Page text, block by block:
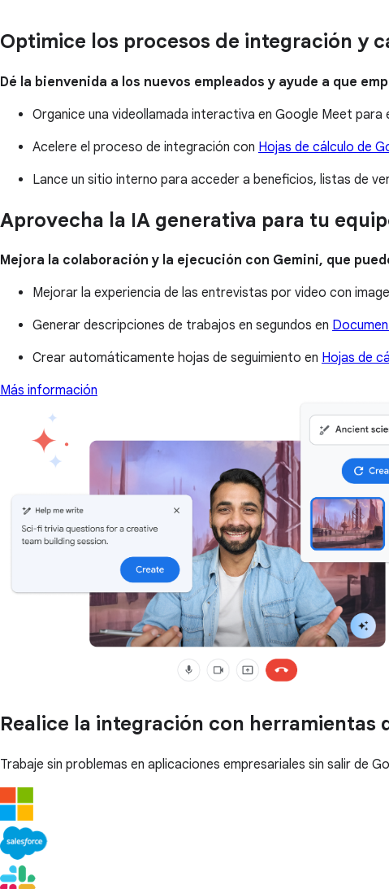
Optimice los procesos de integración y
Dé la bienvenida a los nuevos empleados y ayude a que
Organice una videollamada interactiva en Google Meet
Acelere el proceso de integración con Hojas de cálculo de
Lance un sitio interno para acceder a beneficios, listas de
Aprovecha la IA generativa para tu
Mejora la colaboración y la ejecución con Gemini, que
Mejorar la experiencia de las entrevistas por video con
Generar descripciones de trabajos en segundos en
Crear automáticamente hojas de seguimiento en Hojas de
Más información
Realice la integración con herramientas
Trabaje sin problemas en aplicaciones empresariales sin salir de